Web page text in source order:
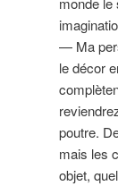
— Ma
le décor
poutre.
mais les
objet,